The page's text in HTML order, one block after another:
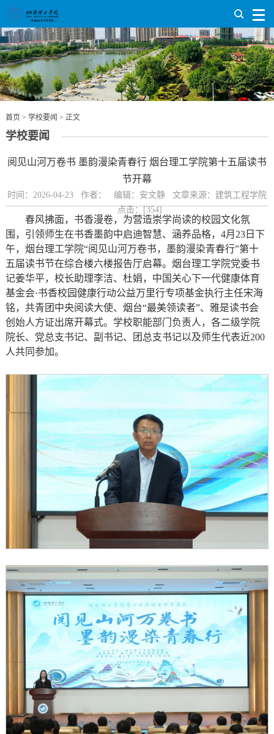
首页 >学校要闻 > 正文
学校要闻
阅见山河万卷书 墨韵漫染青春行 烟台理工学院第十五届读书
节开幕
时间：2026-04-23 作者： 编辑：安文静 文章来源：建筑工程学院
点击：[354]
春风拂面，书香漫卷，为营造崇学尚读的校园文化氛
围，引领师生在书香墨韵中启迪智慧、涵养品格，4月23日下
午，烟台理工学院“阅见山河万卷书，墨韵漫染青春行”第十
五届读书节在综合楼六楼报告厅启幕。烟台理工学院党委书
记姜华平，校长助理李洁、杜娟，中国关心下一代健康体育
基金会·书香校园健康行动公益万里行专项基金执行主任宋海
铭，共青团中央阅读大使、烟台“最美领读者”、雅是读书会
创始人方证出席开幕式。学校职能部门负责人，各二级学院
院长、党总支书记、副书记、团总支书记以及师生代表近200
人共同参加。